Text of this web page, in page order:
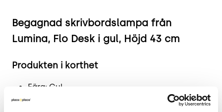
Begagnad skrivbordslampa från
Lumina, Flo Desk i gul, Höjd 43 cm
Produkten i korthet
Färg: Gul
Mått: Bottenplatta diameter 19 cm, Höjd 43